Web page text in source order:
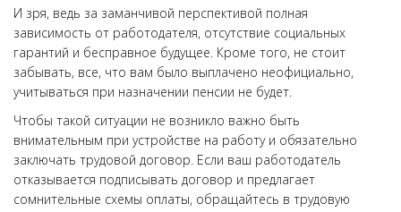
И зря, ведь за заманчивой перспективой полная
зависимость от работодателя, отсутствие социальных
гарантий и бесправное будущее. Кроме того, не стоит
забывать, все, что вам было выплачено неофициально,
учитываться при назначении пенсии не будет.
Чтобы такой ситуации не возникло важно быть
внимательным при устройстве на работу и обязательно
заключать трудовой договор. Если ваш работодатель
отказывается подписывать договор и предлагает
сомнительные схемы оплаты, обращайтесь в трудовую